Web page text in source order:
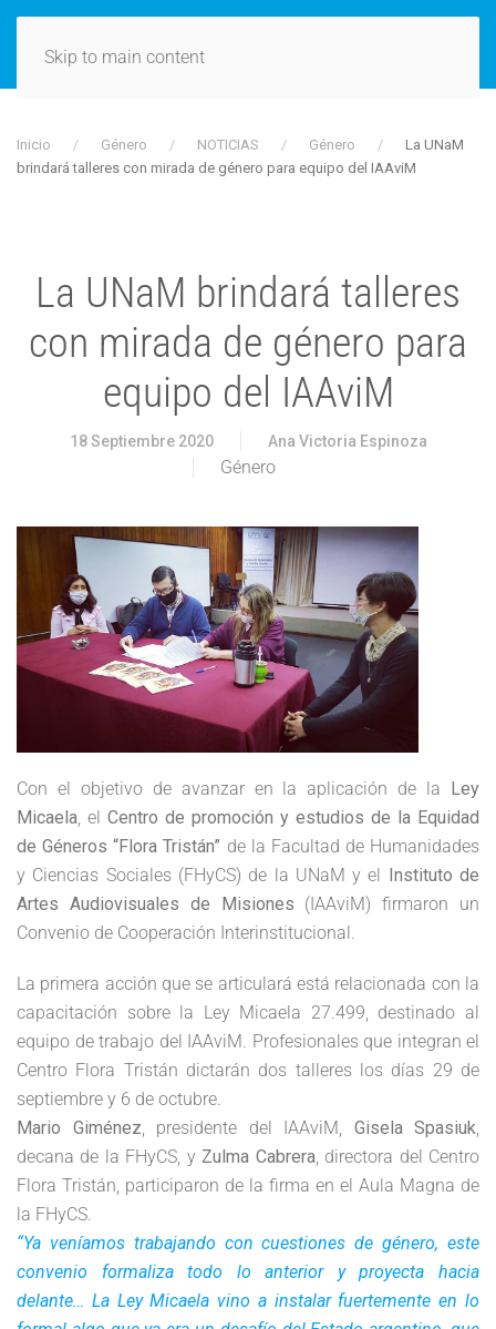
Skip to main content
Inicio Género NOTICIAS Género
La UNaM
brindará talleres con mirada de género para equipo del IAAviM
La UNaM brindará talleres
con mirada de género para
equipo del IAAviM
18 Septiembre 2020 Ana Victoria Espinoza
Género
Con el objetivo de avanzar en la aplicación de la Ley
Micaela, el Centro de promoción y estudios de la Equidad
de Géneros “Flora Tristán” de la Facultad de Humanidades
y Ciencias Sociales (FHyCS) de la UNaM y el Instituto de
Artes Audiovisuales de Misiones (IAAviM) firmaron un
Convenio de Cooperación Interinstitucional.
La primera acción que se articulará está relacionada con la
capacitación sobre la Ley Micaela 27.499, destinado al
equipo de trabajo del IAAviM. Profesionales que integran el
Centro Flora Tristán dictarán dos talleres los días 29 de
septiembre y 6 de octubre.
Mario Giménez, presidente del IAAviM, Gisela Spasiuk,
decana de la FHyCS, y Zulma Cabrera, directora del Centro
Flora Tristán, participaron de la firma en el Aula Magna de
la FHyCS.
“Ya veníamos trabajando con cuestiones de género, este
convenio formaliza todo lo anterior y proyecta hacia
delante… La Ley Micaela vino a instalar fuertemente en lo